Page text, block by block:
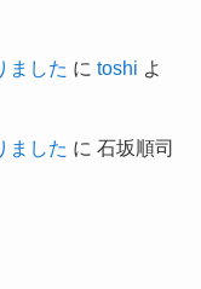
ました に toshi よ
ました に 石坂順司